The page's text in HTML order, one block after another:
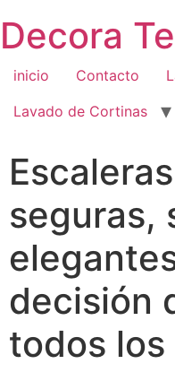
al
contenido
Decora
inicio Contacto
Lavado de Cortinas
seguras,
decisión
todos los